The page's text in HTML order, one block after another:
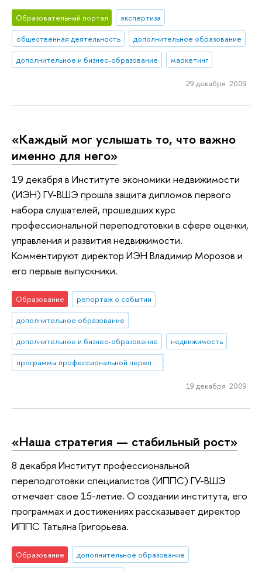
Образовательный портал
экспертиза
общественная деятельность
дополнительное образование
дополнительное и бизнес-образование
маркетинг
29 декабря 2009
«Каждый мог услышать то, что важно
именно для него»
19 декабря в Институте экономики недвижимости
(ИЭН) ГУ-ВШЭ прошла защита дипломов первого
набора слушателей, прошедших курс
профессиональной переподготовки в сфере оценки,
управления и развития недвижимости.
Комментируют директор ИЭН Владимир Морозов и
его первые выпускники.
Образование
репортаж о событии
дополнительное образование
дополнительное и бизнес-образование
недвижимость
программы профессиональной переподготовки
19 декабря 2009
«Наша стратегия — стабильный рост»
8 декабря Институт профессиональной
переподготовки специалистов (ИППС) ГУ-ВШЭ
отмечает свое 15-летие. О создании института, его
программах и достижениях рассказывает директор
ИППС Татьяна Григорьева.
Образование
дополнительное образование